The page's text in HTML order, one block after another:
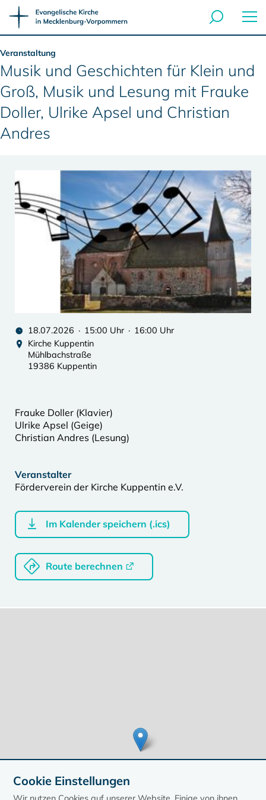
Veranstaltung
Musik und Geschichten für Klein und
Groß, Musik und Lesung mit Frauke
Doller, Ulrike Apsel und Christian
Andres
18.07.2026 · 15:00 Uhr · 16:00 Uhr
Kirche Kuppentin
Mühlbachstraße
19386 Kuppentin
Frauke Doller (Klavier)
Ulrike Apsel (Geige)
Christian Andres (Lesung)
Veranstalter
Förderverein der Kirche Kuppentin e.V.
Im Kalender speichern (.ics)
Route berechnen
Cookie Einstellungen